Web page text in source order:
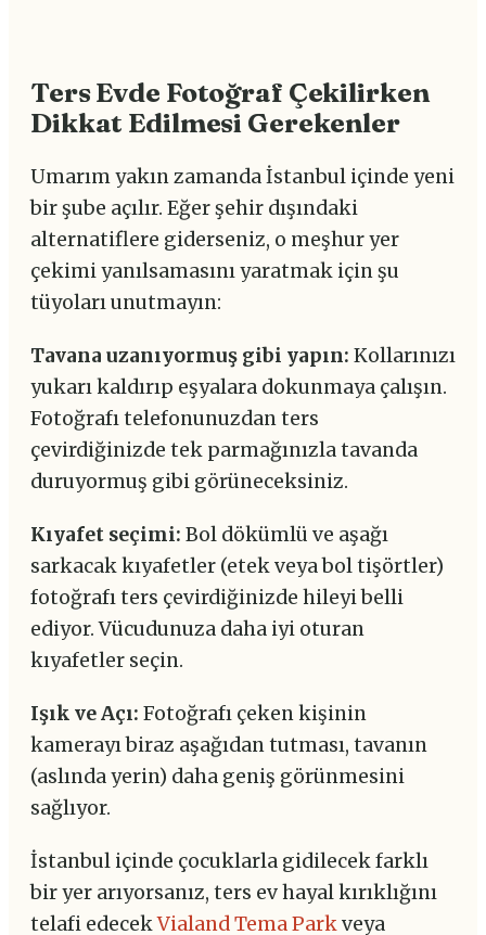
Ters Evde Fotoğraf Çekilirken
Dikkat Edilmesi Gerekenler
Umarım yakın zamanda İstanbul içinde yeni
bir şube açılır. Eğer şehir dışındaki
alternatiflere giderseniz, o meşhur yer
çekimi yanılsamasını yaratmak için şu
tüyoları unutmayın:
Tavana uzanıyormuş gibi yapın: Kollarınızı
yukarı kaldırıp eşyalara dokunmaya çalışın.
Fotoğrafı telefonunuzdan ters
çevirdiğinizde tek parmağınızla tavanda
duruyormuş gibi görüneceksiniz.
Kıyafet seçimi: Bol dökümlü ve aşağı
sarkacak kıyafetler (etek veya bol tişörtler)
fotoğrafı ters çevirdiğinizde hileyi belli
ediyor. Vücudunuza daha iyi oturan
kıyafetler seçin.
Işık ve Açı: Fotoğrafı çeken kişinin
kamerayı biraz aşağıdan tutması, tavanın
(aslında yerin) daha geniş görünmesini
sağlıyor.
İstanbul içinde çocuklarla gidilecek farklı
bir yer arıyorsanız, ters ev hayal kırıklığını
telafi edecekVialand Tema Parkveya